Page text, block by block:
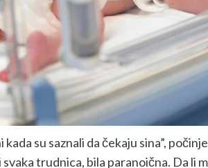
su saznali da čekaju sina”,
trudnica, bila paranoična. Da li